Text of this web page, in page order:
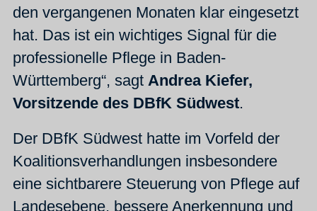
den vergangenen Monaten klar eingesetzt
hat. Das ist ein wichtiges Signal für die
professionelle Pflege in Baden-
Württemberg“, sagt Andrea Kiefer,
Vorsitzende des DBfK Südwest.
Der DBfK Südwest hatte im Vorfeld der
Koalitionsverhandlungen insbesondere
eine sichtbarere Steuerung von Pflege auf
Landesebene, bessere Anerkennung und